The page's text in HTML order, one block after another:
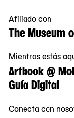
Afiliado con
The Museum
Mientras estás
Artbook @
Guía Digital
Conecta con